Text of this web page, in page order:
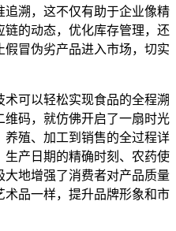
溯，这不仅有助于企业像精
的动态，优化库存管理，还
冒伪劣产品进入市场，切实
可以轻松实现食品的全程溯
码，就仿佛开启了一扇时光
殖、加工到销售的全过程详
产日期的精确时刻、农药使
地增强了消费者对产品质量
品一样，提升品牌形象和市